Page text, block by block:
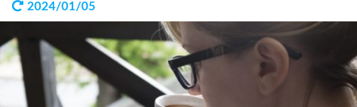
2024/01/05